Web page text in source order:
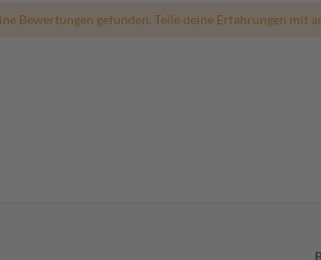
Bewertungen gefunden. Teile deine Erfahrungen mit